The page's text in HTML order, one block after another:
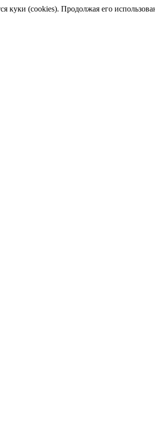
куки (cookies). Продолжая его